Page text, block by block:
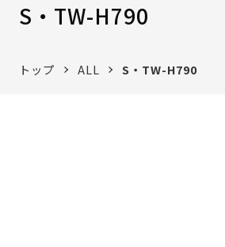
S・TW-H790
トップ ALL S・TW-H790